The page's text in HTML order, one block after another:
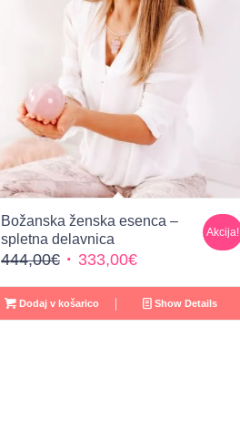
Božanska ženska esenca –
spletna delavnica
444,00€ Izvirna
je
bila:
333,00€Trenutna
je:
333,00€.
Akcija!
Dodaj v košarico Show Details